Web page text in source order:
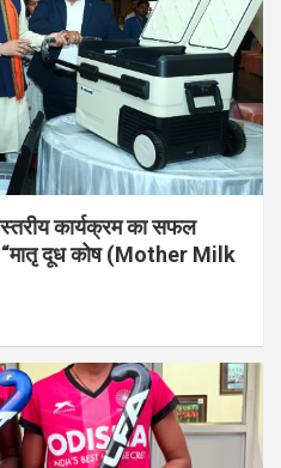
स्तरीय कार्यक्रम का सफल
दूध कोष (Mother Milk